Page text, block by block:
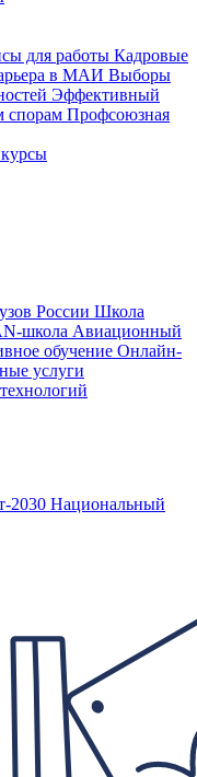
для работы Кадровые
в МАИ Выборы
Эффективный
спорам Профсоюзная
России Школа
школа Авиационный
обучение Онлайн-
услуги
2030 Национальный